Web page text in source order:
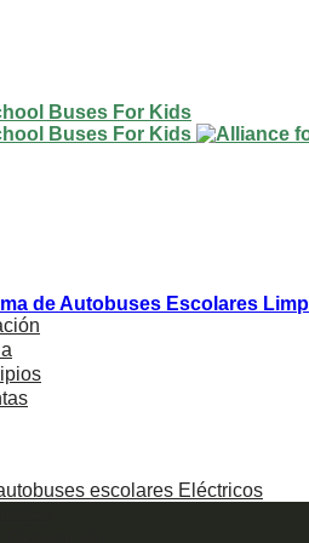
escolares Eléctricos
de Autobuses Escolares